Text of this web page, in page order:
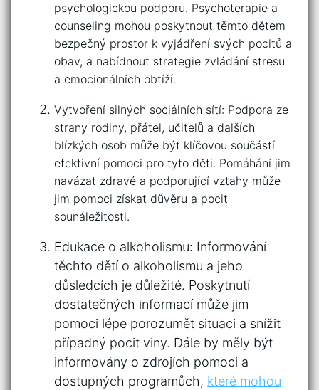
psychologickou podporu. Psychoterapie a
counseling mohou‍ poskytnout těmto dětem
bezpečný‍ prostor k ⁤vyjádření svých pocitů a
obav, a nabídnout strategie ‌zvládání ‍stresu
a emocionálních obtíží.
Vytvoření silných sociálních ⁢sítí: Podpora​ ze
strany rodiny, přátel, učitelů a dalších
blízkých osob může být klíčovou součástí
efektivní pomoci pro tyto děti. Pomáhání⁣ jim
navázat zdravé ⁣a podporující⁤ vztahy může
jim pomoci získat důvěru a pocit
⁤sounáležitosti.
Edukace o alkoholismu: Informování
⁢těchto dětí o alkoholismu a jeho
důsledcích je důležité. Poskytnutí
dostatečných ‌informací může jim
pomoci lépe ⁣porozumět situaci a snížit
případný pocit viny. Dále by měly být
informovány o zdrojích pomoci a
dostupných programůch, které mohou